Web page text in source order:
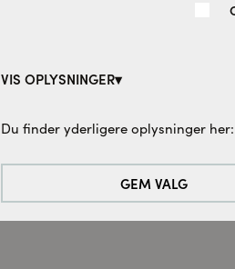
VIS OPLYSNINGER
Tekniske cookies:
Disse cookies er altid aktiveret, da
denne hjemmeside.
Tracking-cookies:
For løbende at forbedre vores
bruger vi sporingscookies til
Du finder yderligere oplysninger her:
GEM VALG
17.070 DKK